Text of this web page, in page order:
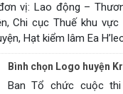
vị: Lao động –
Chi cục Thuế khu vực
Hạt kiểm lâm Ea
Bình chọn Logo huyện
Ban Tổ chức cuộc